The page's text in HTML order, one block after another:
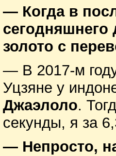
— Когда в
золото с
— В 2017-м
Уцзяне у
Джаэлоло.
секунды, я за
— Непросто,